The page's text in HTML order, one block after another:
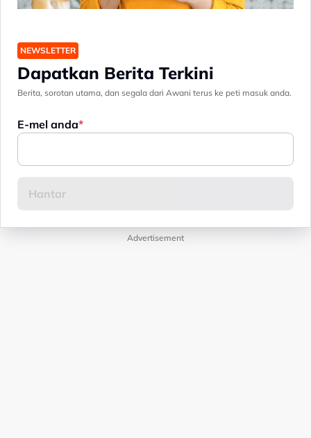
NEWSLETTER
Dapatkan Berita Terkini
Berita, sorotan utama, dan segala dari Awani terus ke peti masuk anda.
E-mel anda
Advertisement